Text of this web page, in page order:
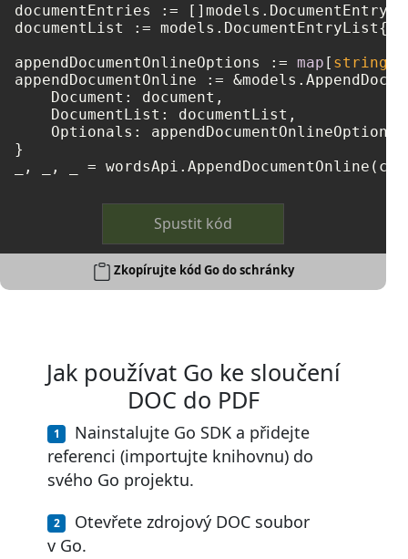
documentEntries := []models.DocumentEntry{
documentList := models.DocumentEntryList{
appendDocumentOnlineOptions := map [ string
appendDocumentOnline :=
    Document: document,
    DocumentList: documentList,
    Optionals: appendDocumentOnlineOptions,
}
Spustit kód
Zkopírujte kód Go do schránky
Jak používat Go ke sloučení
DOC do PDF
Nainstalujte Go SDK a přidejte
referenci (importujte knihovnu) do
svého Go projektu.
Otevřete zdrojový DOC soubor
v Go.